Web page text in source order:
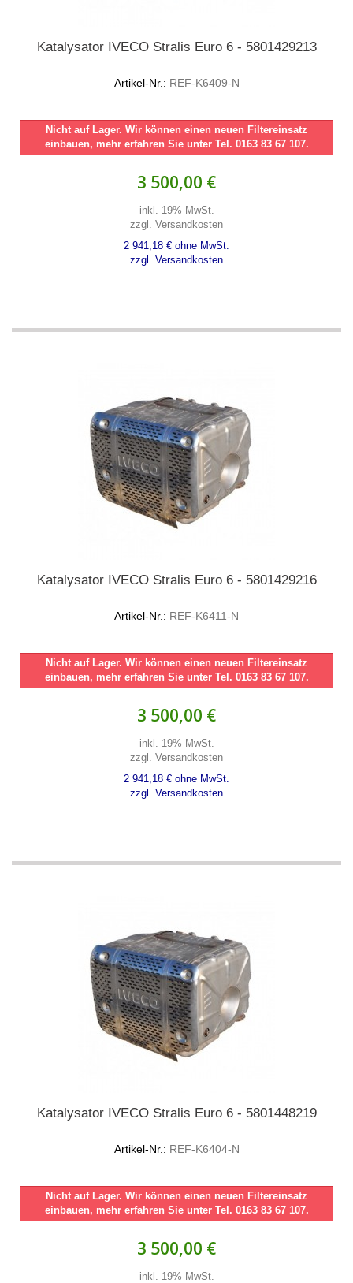
Katalysator IVECO Stralis Euro 6 - 5801429213
Artikel-Nr.: REF-K6409-N
Nicht auf Lager. Wir können einen neuen Filtereinsatz
einbauen, mehr erfahren Sie unter Tel. 0163 83 67 107.
3 500,00 €
inkl. 19% MwSt.
zzgl. Versandkosten
2 941,18 € ohne MwSt.
zzgl. Versandkosten
Katalysator IVECO Stralis Euro 6 - 5801429216
Artikel-Nr.: REF-K6411-N
Nicht auf Lager. Wir können einen neuen Filtereinsatz
einbauen, mehr erfahren Sie unter Tel. 0163 83 67 107.
3 500,00 €
inkl. 19% MwSt.
zzgl. Versandkosten
2 941,18 € ohne MwSt.
zzgl. Versandkosten
Katalysator IVECO Stralis Euro 6 - 5801448219
Artikel-Nr.: REF-K6404-N
Nicht auf Lager. Wir können einen neuen Filtereinsatz
einbauen, mehr erfahren Sie unter Tel. 0163 83 67 107.
3 500,00 €
inkl. 19% MwSt.